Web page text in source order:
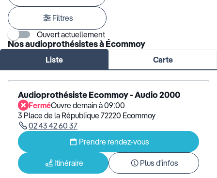
Filtres
Ouvert actuellement
Nos audioprothésistes à Écommoy
Liste Carte
Audioprothésiste Ecommoy - Audio 2000
FerméOuvre demain à 09:00
3 Place de la République 72220 Ecommoy
02 43 42 60 37
Prendre rendez-vous
Itinéraire Plus d'infos